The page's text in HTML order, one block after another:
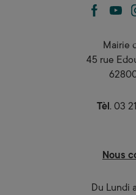
facebook
Mairie
45 rue
Tèl . 03
Nous
Du Lundi